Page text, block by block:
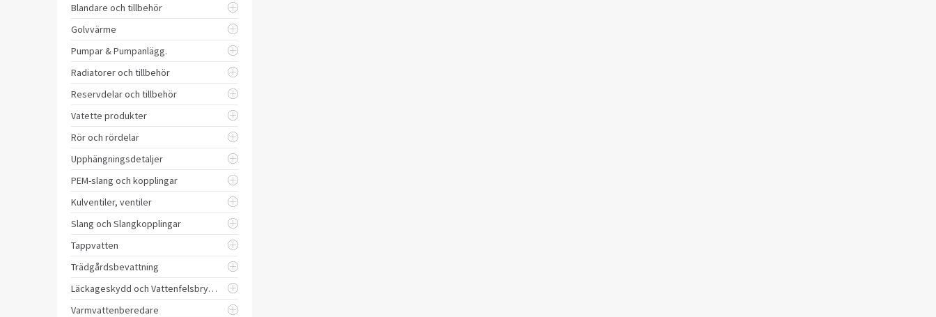
Blandare och tillbehör
Golvvärme
Pumpar & Pumpanlägg.
Radiatorer och tillbehör
Reservdelar och tillbehör
Vatette produkter
Rör och rördelar
Upphängningsdetaljer
PEM-slang och kopplingar
Kulventiler, ventiler
Slang och Slangkopplingar
Tappvatten
Trädgårdsbevattning
Läckageskydd och Vattenfelsbrytare
Varmvattenberedare